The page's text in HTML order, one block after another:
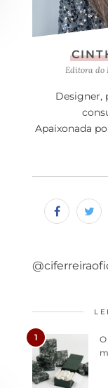
Editora do
Designer,
Apaixonada
1